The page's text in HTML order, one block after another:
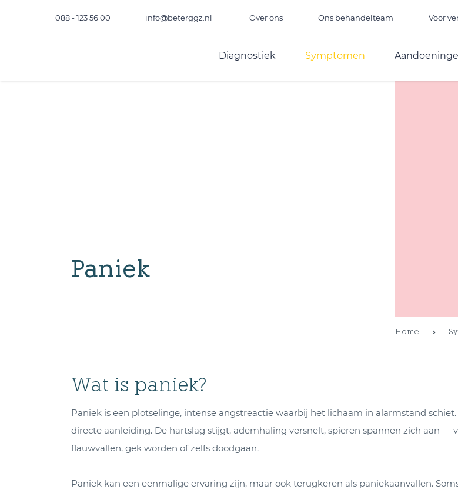
088 - 123 56 00 info@beterggz.nl Over ons Ons behandelteam Voor
Diagnostiek Symptomen
Paniek
Home
Wat is paniek?
Paniek is een plotselinge, intense angstreactie waarbij het lichaam in alarmstand
directe aanleiding. De hartslag stijgt, ademhaling versnelt, spieren spannen zich aan —
flauwvallen, gek worden of zelfs doodgaan.
Paniek kan een eenmalige ervaring zijn, maar ook terugkeren als paniekaanvallen.